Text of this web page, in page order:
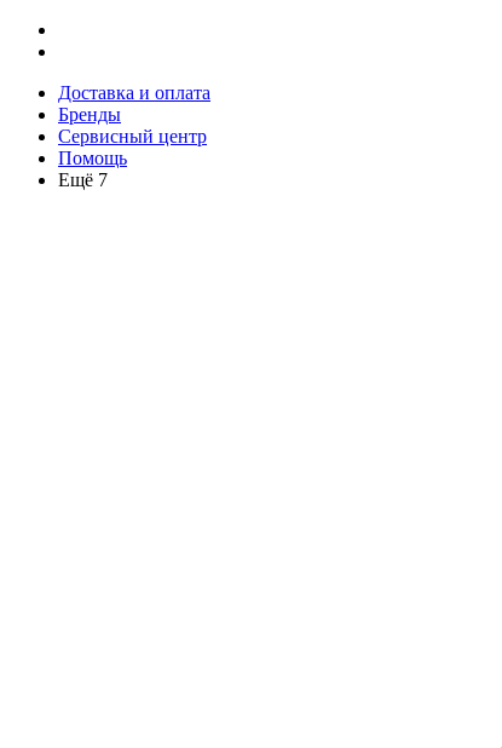
Доставка и оплата
Бренды
Сервисный центр
Помощь
Ещё 7